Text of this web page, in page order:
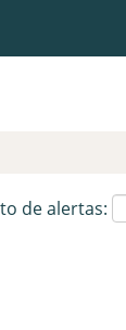
de alertas: